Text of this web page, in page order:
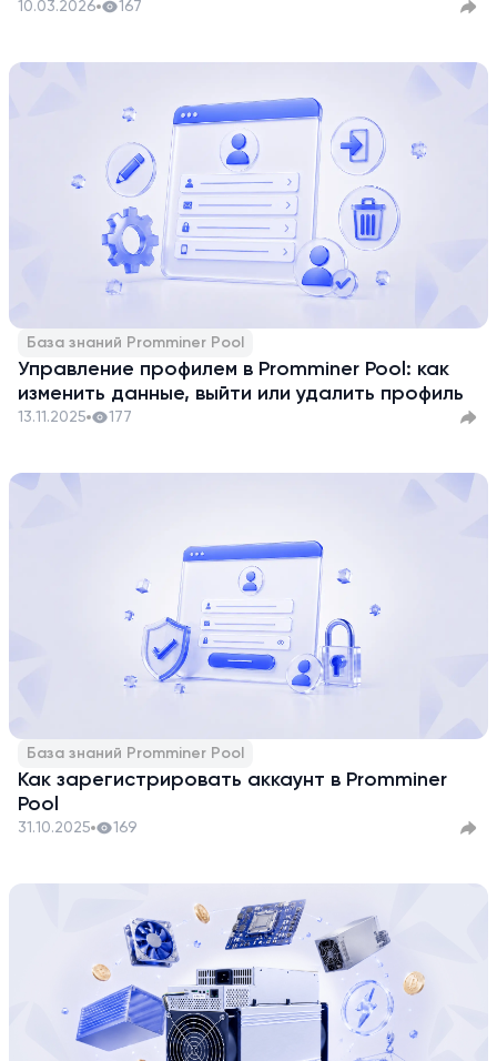
10.03.2026 167
База знаний Promminer Pool
Управление профилем в Promminer Pool: как
изменить данные, выйти или удалить профиль
13.11.2025 177
База знаний Promminer Pool
Как зарегистрировать аккаунт в Promminer
Pool
31.10.2025 169